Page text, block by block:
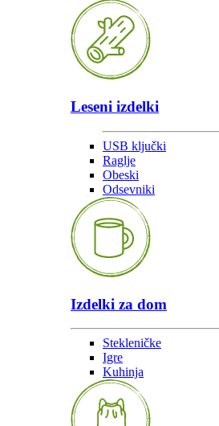
Leseni izdelki
USB ključki
Raglje
Obeski
Odsevniki
Izdelki za dom
Stekleničke
Igre
Kuhinja